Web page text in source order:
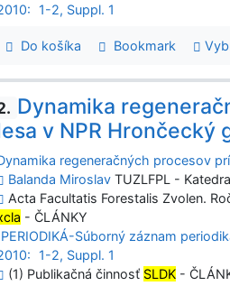
1-2, Suppl. 1
Do košíka Bookmark
Dynamika
v NPR Hrončecký
regeneračných procesov
Balanda Miroslav TUZLFPL -
Acta Facultatis Forestalis Zvolen.
- ČLÁNKY
PERIODIKÁ-Súborný záznam
1-2, Suppl. 1
(1) Publikačná činnosť SLDK -